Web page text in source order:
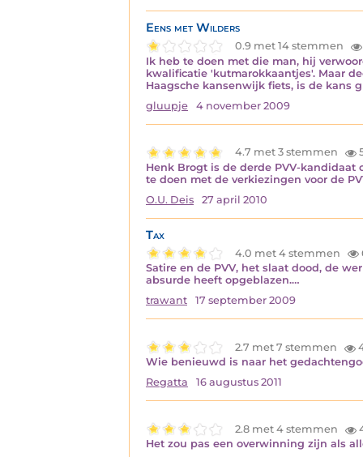
Eens met Wilders
0.9 met 14 stemmen
Ik heb te doen met die man, hij
kwalificatie 'kutmarokkaantjes'. Maar
Haagsche kansenwijk fiets, is de kans
gluupje
4 november 2009
4.7 met 3 stemmen
Henk Brogt is de derde PVV-
te doen met de verkiezingen voor de
O.U. Deis
27 april 2010
Tax
4.0 met 4 stemmen
Satire en de PVV, het slaat dood, de
absurde heeft opgeblazen.…
trawant
17 september 2009
2.7 met 7 stemmen
Wie benieuwd is naar het
Regatta
16 augustus 2011
2.8 met 4 stemmen
Het zou pas een overwinning zijn als